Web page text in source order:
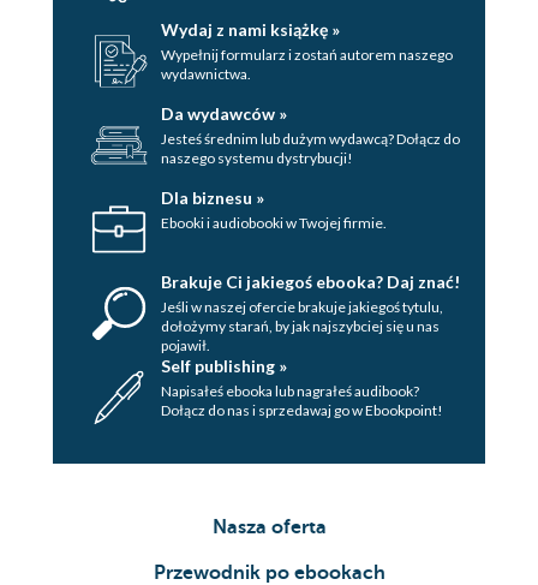
Wydaj z nami książkę »
Wypełnij formularz i zostań autorem naszego
wydawnictwa.
Da wydawców »
Jesteś średnim lub dużym wydawcą? Dołącz do
naszego systemu dystrybucji!
Dla biznesu »
Ebooki i audiobooki w Twojej firmie.
Brakuje Ci jakiegoś ebooka? Daj znać!
Jeśli w naszej ofercie brakuje jakiegoś tytulu,
dołożymy starań, by jak najszybciej się u nas
pojawił.
Self publishing »
Napisałeś ebooka lub nagrałeś audibook?
Dołącz do nas i sprzedawaj go w Ebookpoint!
Nasza oferta
Przewodnik po ebookach